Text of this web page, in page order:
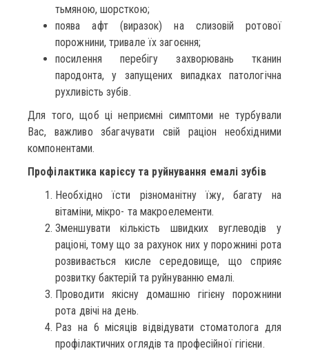
тьмяною, шорсткою;
поява афт (виразок) на слизовій ротової
порожнини, тривале їх загоєння;
посилення перебігу захворювань тканин
пародонта, у запущених випадках патологічна
рухливість зубів.
Для того, щоб ці неприємні симптоми не турбували
Вас, важливо збагачувати свій раціон необхідними
компонентами.
Профілактика карієсу та руйнування емалі зубів
Необхідно їсти різноманітну їжу, багату на
вітаміни, мікро- та макроелементи.
Зменшувати кількість швидких вуглеводів у
раціоні, тому що за рахунок них у порожнині рота
розвивається кисле середовище, що сприяє
розвитку бактерій та руйнуванню емалі.
Проводити якісну домашню гігієну порожнини
рота двічі на день.
Раз на 6 місяців відвідувати стоматолога для
профілактичних оглядів та професійної гігієни.